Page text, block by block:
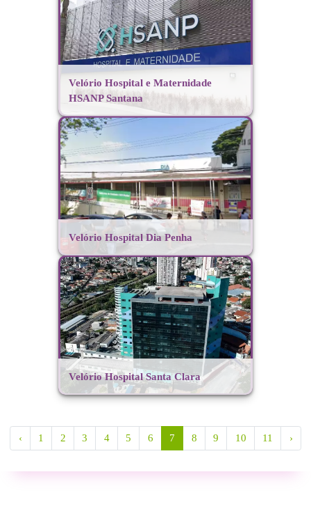
Velório Hospital e Maternidade
HSANP Santana
Velório Hospital Dia Penha
Velório Hospital Santa Clara
‹ 1 2 3 4 5 6 7 8 9 10 11 ›